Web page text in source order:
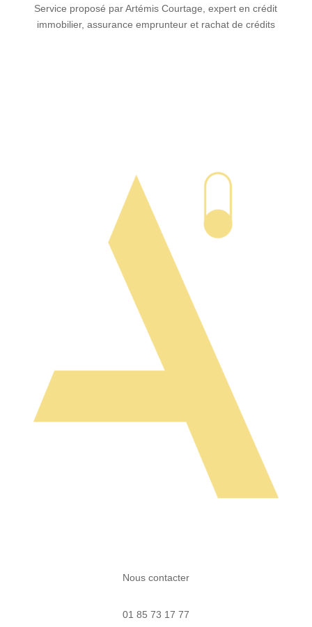
Service proposé par Artémis Courtage, expert en crédit
immobilier, assurance emprunteur et rachat de crédits
Nous contacter
01 85 73 17 77